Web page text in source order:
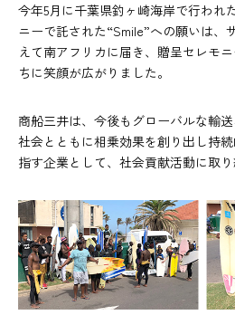
今年5月に千葉県釣ヶ崎海岸で行われ
ニーで託された“Smile”への願いは、
えて南アフリカに届き、贈呈セレモ
ちに笑顔が広がりました。
商船三井は、今後もグローバルな輸送
社会とともに相乗効果を創り出し持
指す企業として、社会貢献活動に取り